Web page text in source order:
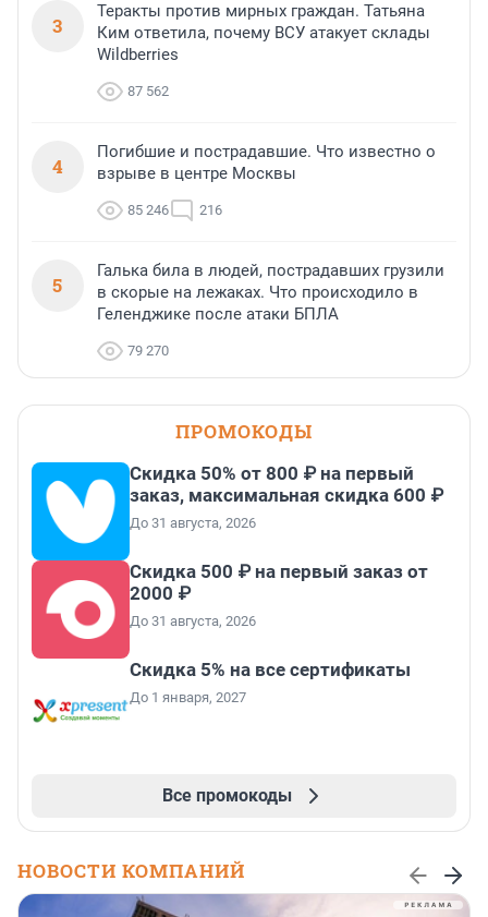
3
Теракты против мирных граждан. Татьяна
Ким ответила, почему ВСУ атакует склады
Wildberries
87 562
4
Погибшие и пострадавшие. Что известно о
взрыве в центре Москвы
85 246 216
5
Галька била в людей, пострадавших грузили
в скорые на лежаках. Что происходило в
Геленджике после атаки БПЛА
79 270
ПРОМОКОДЫ
Скидка 50% от 800 ₽ на первый
заказ, максимальная скидка 600 ₽
До 31 августа, 2026
Скидка 500 ₽ на первый заказ от
2000 ₽
До 31 августа, 2026
Скидка 5% на все сертификаты
До 1 января, 2027
Все промокоды
НОВОСТИ КОМПАНИЙ